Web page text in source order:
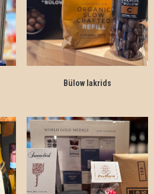
Bülow lakrids